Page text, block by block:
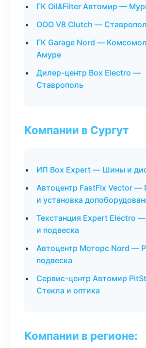
ГК Oil&Filter Автомир —
ООО V8 Clutch —
ГК Garage Nord —
Амуре
Дилер-центр Box Electro —
Ставрополь
Компании в Сургут
ИП Box Expert — Шины и
Автоцентр FastFix Vector
и установка
Техстанция Expert Electro
и подвеска
Автоцентр Моторс Nord —
подвеска
Сервис-центр Автомир
Стекла и оптика
Компании в регионе: